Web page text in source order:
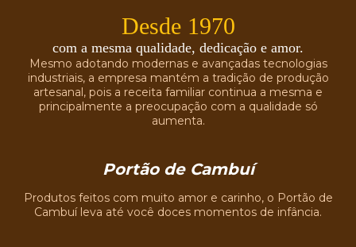
Desde 1970
com a mesma qualidade, dedicação e amor.
Mesmo adotando modernas e avançadas tecnologias
industriais, a empresa mantém a tradição de produção
artesanal, pois a receita familiar continua a mesma e
principalmente a preocupação com a qualidade só
aumenta.
Portão de Cambuí
Produtos feitos com muito amor e carinho, o Portão de
Cambuí leva até você doces momentos de infância.